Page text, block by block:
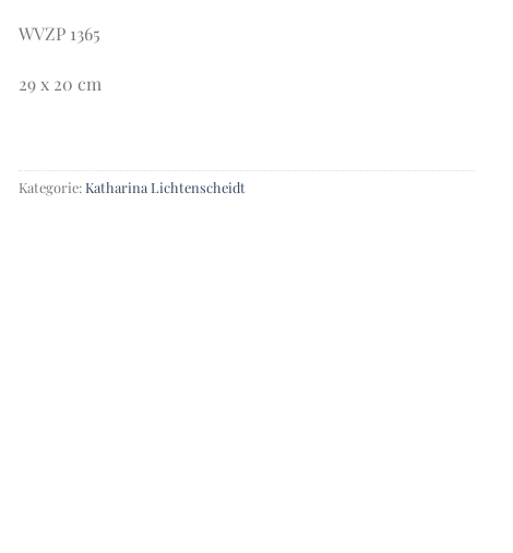
WVZP 1365
29 x 20 cm
Kategorie: Katharina Lichtenscheidt